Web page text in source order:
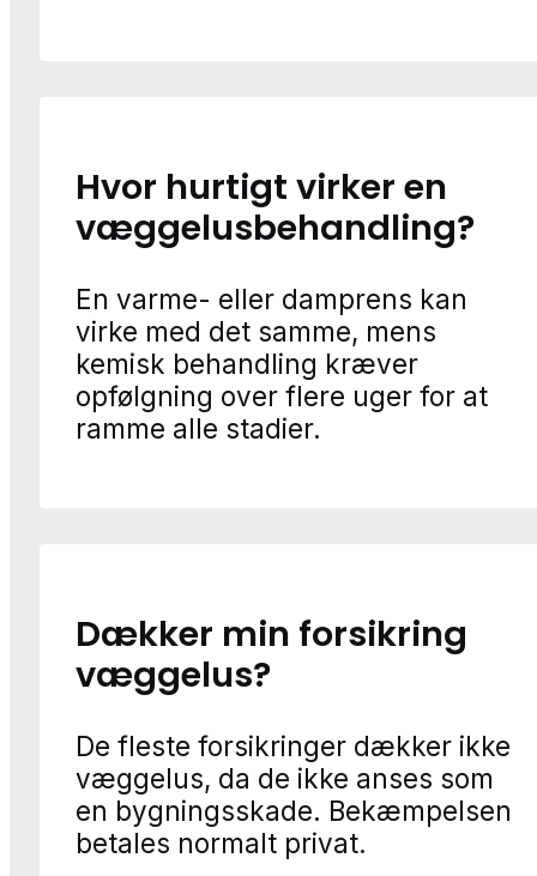
Hvor hurtigt virker en
væggelusbehandling?
En varme- eller damprens kan
virke med det samme, mens
kemisk behandling kræver
opfølgning over flere uger for at
ramme alle stadier.
Dækker min forsikring
væggelus?
De fleste forsikringer dækker ikke
væggelus, da de ikke anses som
en bygningsskade. Bekæmpelsen
betales normalt privat.